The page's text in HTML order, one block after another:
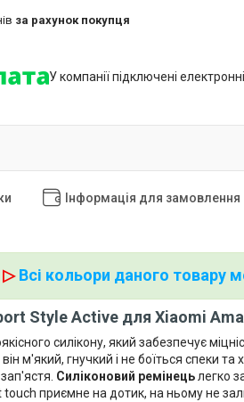
за рахунок покупця
У компанії підключені
Інформація для замовлення
▷Всі кольори даного товару
Style Active для Xiaomi
силікону, який забезпечує
м'який, гнучкий і не боїться спеки та
Силіконовий ремінецьлегко
приємне на дотик, на ньому не